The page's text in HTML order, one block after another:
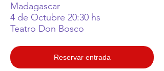
Madagascar
4 de Octubre 20:30 hs
Teatro Don Bosco
Reservar entrada